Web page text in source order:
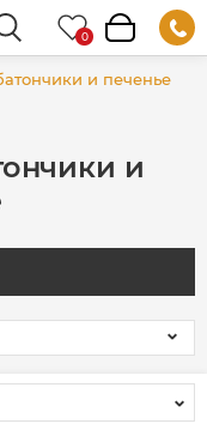
и печенье
и